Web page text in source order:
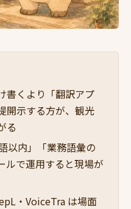
書くより「翻訳アプ
開示する方が、観光
る
以内」「業務語彙の
ルで運用すると現場が
・VoiceTra は場面